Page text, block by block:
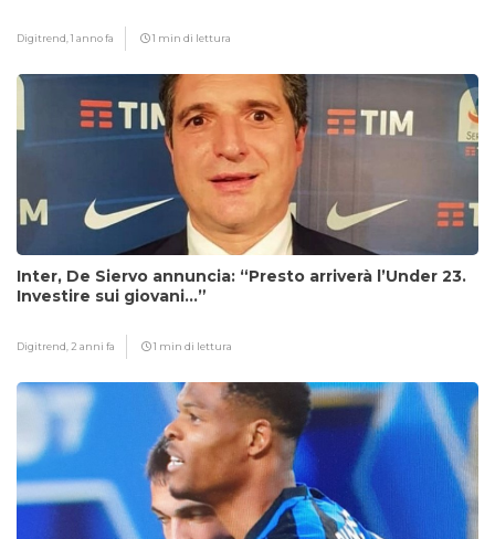
Digitrend,1 anno fa 1 min di lettura
Inter, De Siervo annuncia: “Presto arriverà l’Under 23.
Investire sui giovani…”
Digitrend, 2 anni fa 1 min di lettura